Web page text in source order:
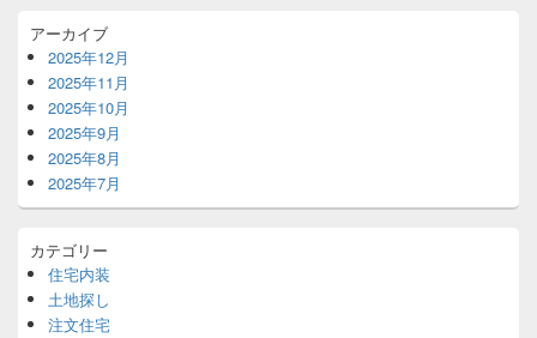
アーカイブ
2025年12月
2025年11月
2025年10月
2025年9月
2025年8月
2025年7月
カテゴリー
住宅内装
土地探し
注文住宅